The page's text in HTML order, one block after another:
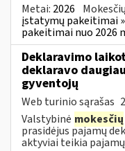
Metai: 2026
įstatymų pakeitimai
pakeitimai nuo 2026
Deklaravimo
deklaravo
gyventojų
Web turinio sąrašas
Valstybinė mokesčių
prasidėjus pajamų
aktyviai teikia